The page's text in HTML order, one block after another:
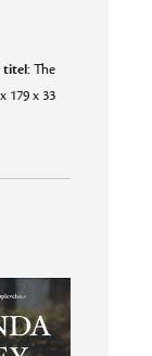
titel:The
179 x 33